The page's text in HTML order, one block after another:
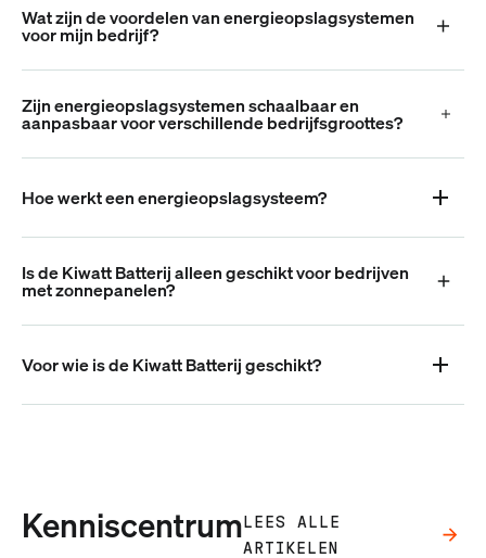
Wat zijn de voordelen van energieopslagsystemen
voor mijn bedrijf?
Zijn energieopslagsystemen schaalbaar en
aanpasbaar voor verschillende bedrijfsgroottes?
Hoe werkt een energieopslagsysteem?
Is de Kiwatt Batterij alleen geschikt voor bedrijven
met zonnepanelen?
Voor wie is de Kiwatt Batterij geschikt?
Kenniscentrum LEES ALLE
ARTIKELEN